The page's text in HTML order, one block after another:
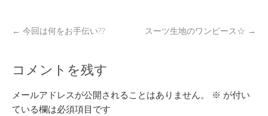
← 今回は何をお手伝い?? スーツ生地のワンピース☆ →
コメントを残す
メールアドレスが公開されることはありません。 ※ が付い
ている欄は必須項目です